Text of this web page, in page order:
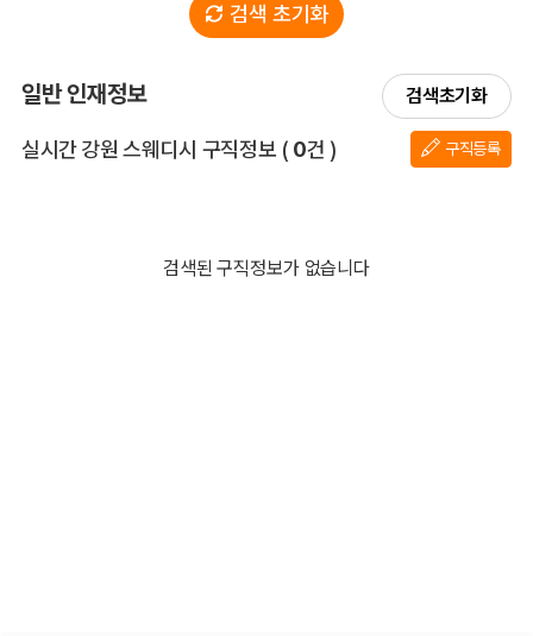
검색 초기화
일반 인재정보 검색초기화
실시간 강원 스웨디시 구직정보 전체 목록
( 0건 ) 구직등록
검색된 구직정보가 없습니다